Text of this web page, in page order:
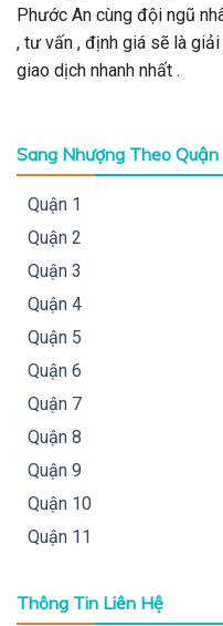
Phước An cùng đội ngũ
, tư vấn , định giá sẽ là
giao dịch nhanh nhất .
Sang Nhượng Theo
Quận 1
Quận 2
Quận 3
Quận 4
Quận 5
Quận 6
Quận 7
Quận 8
Quận 9
Quận 10
Quận 11
Thông Tin Liên Hệ